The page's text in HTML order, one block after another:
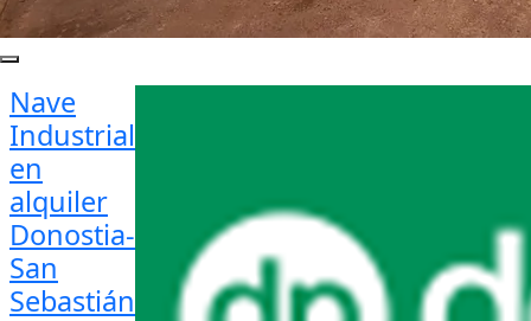
Nave
Industrial
en
alquiler
Donostia-
San
Sebastián